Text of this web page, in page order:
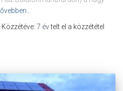
| Közzétéve: 7 évtelt el a közzététel